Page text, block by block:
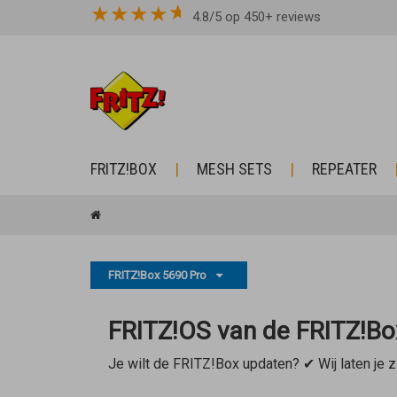
★★★★ 4.8/5 op 450+ reviews
FRITZ!BOX MESH SETS REPEATER
FRITZ!Box 5690 Pro
FRITZ!OS van de
Je wilt de FRITZ!Box updaten? ✔ Wij laten je